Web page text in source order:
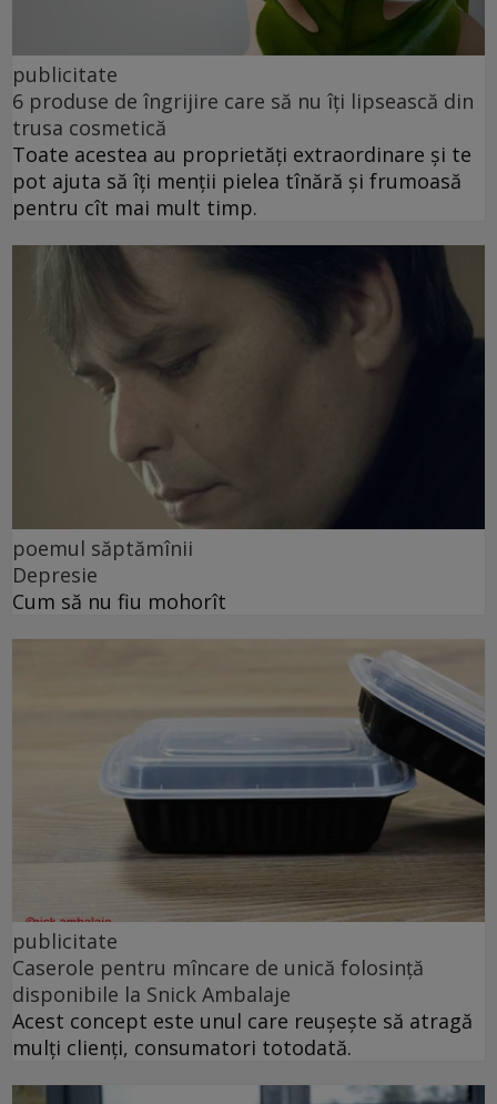
publicitate
6 produse de îngrijire care să nu îți lipsească din
trusa cosmetică
Toate acestea au proprietăți extraordinare și te
pot ajuta să îți menții pielea tînără și frumoasă
pentru cît mai mult timp.
poemul săptămînii
Depresie
Cum să nu fiu mohorît
publicitate
Caserole pentru mîncare de unică folosință
disponibile la Snick Ambalaje
Acest concept este unul care reușește să atragă
mulți clienți, consumatori totodată.